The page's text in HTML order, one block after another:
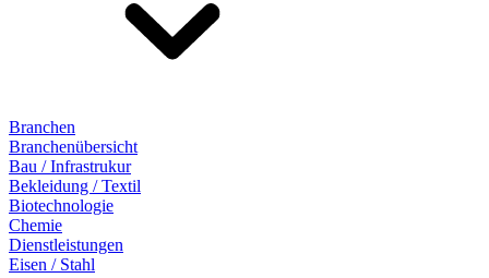
Branchen
Branchenübersicht
Bau / Infrastrukur
Bekleidung / Textil
Biotechnologie
Chemie
Dienstleistungen
Eisen / Stahl